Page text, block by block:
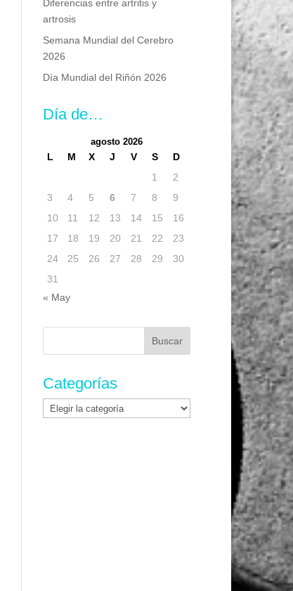
Diferencias entre artritis y
artrosis
Semana Mundial del Cerebro
2026
Día Mundial del Riñón 2026
Día de…
agosto 2026
L M X J V S
D
1
2
3
4 5 6 7 8
9
10
11 12 13 14 15
16
17
18 19 20 21 22
23
24
25 26 27 28 29
30
31
« May
Buscar:
Categorías
Categorías